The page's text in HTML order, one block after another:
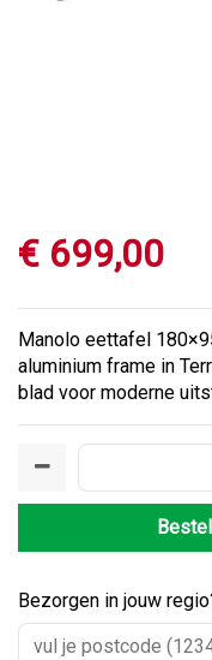
€ 699,00
Manolo eettafel
aluminium frame in
blad voor moderne
Bezorgen in jouw